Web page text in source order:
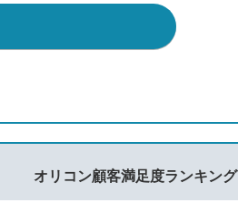
オリコン顧客満足度ランキング